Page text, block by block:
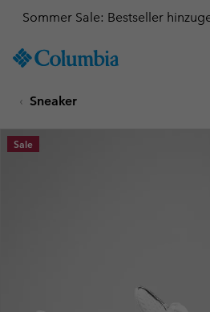
TO
SKIP
MAIN
NAV
Sommer Sale: Bestseller
Sneaker
Sale